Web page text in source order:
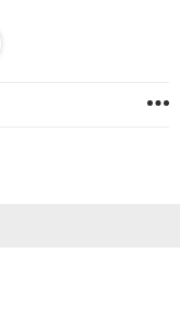
orgasmos pero
tiempo
hacer